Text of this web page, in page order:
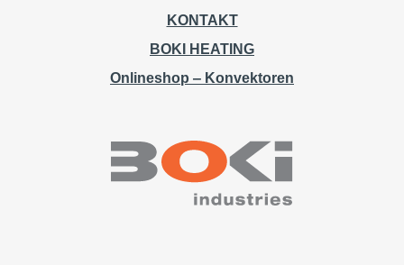
KONTAKT
BOKI HEATING
Onlineshop ‒ Konvektoren